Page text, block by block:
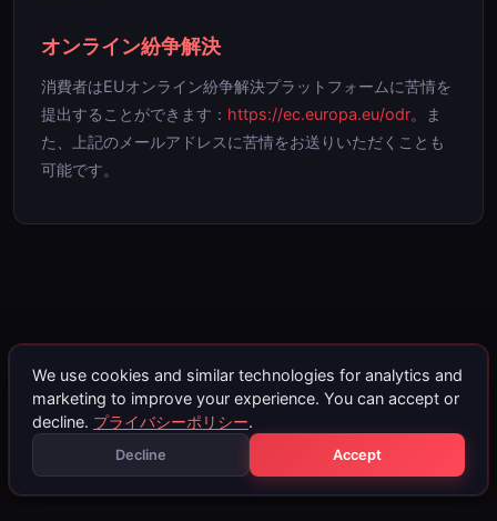
オンライン紛争解決
消費者はEUオンライン紛争解決プラットフォームに苦情を
提出することができます： https://ec.europa.eu/odr。ま
た、上記のメールアドレスに苦情をお送りいただくことも
可能です。
We use cookies and similar technologies for analytics and
marketing to improve your experience. You can accept or
decline. プライバシーポリシー.
Decline Accept